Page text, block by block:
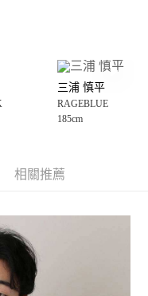
立即使用無須另外申請。
會自動跳轉到大哥付的交易
交易確認頁面所載為準。
核未通過，訂單將自動取
於每月結算日後寄送繳費提
／台灣大直營門市／銀行轉
跳轉至「AFTEE先享後付」
成結帳。
。
三浦 慎平
RAGEBLUE
185cm
相關推薦